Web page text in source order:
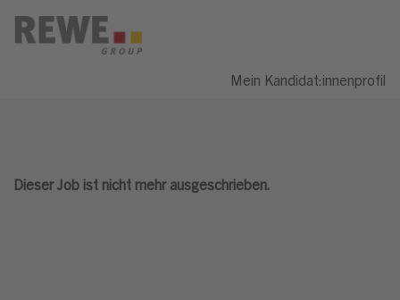
Mein Kandidat:innenprofil
Dieser Job ist nicht mehr ausgeschrieben.